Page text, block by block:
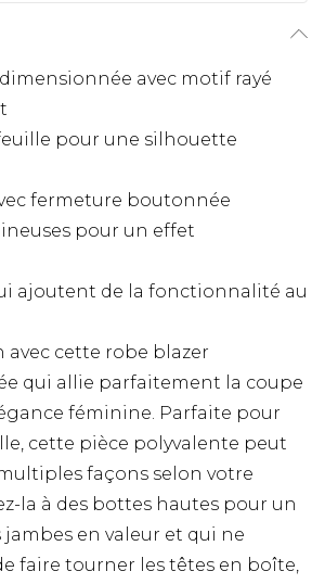
avec motif rayé
pour une silhouette
fermeture boutonnée
pour un effet
ajoutent de la fonctionnalité au
avec cette robe blazer
qui allie parfaitement la coupe
féminine. Parfaite pour
cette pièce polyvalente peut
façons selon votre
la à des bottes hautes pour un
jambes en valeur et qui ne
faire tourner les têtes en boîte,